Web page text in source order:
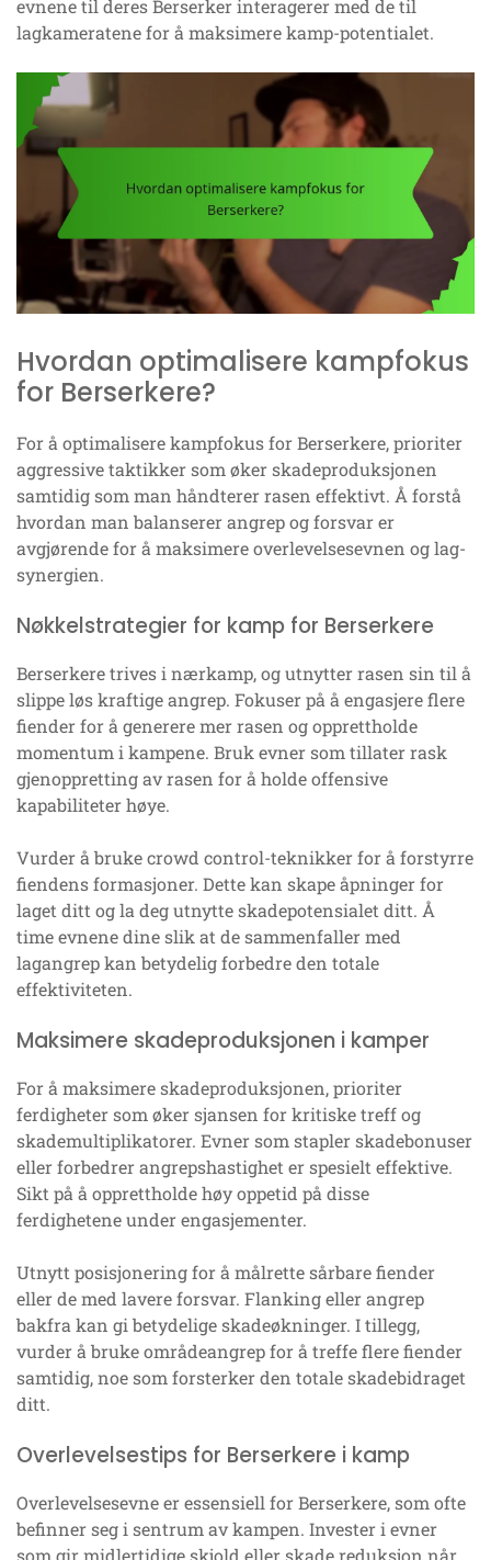
evnene til deres Berserker interagerer med de til
lagkameratene for å maksimere kamp-potentialet.
Hvordan optimalisere kampfokus
for Berserkere?
For å optimalisere kampfokus for Berserkere, prioriter
aggressive taktikker som øker skadeproduksjonen
samtidig som man håndterer rasen effektivt. Å forstå
hvordan man balanserer angrep og forsvar er
avgjørende for å maksimere overlevelsesevnen og lag-
synergien.
Nøkkelstrategier for kamp for Berserkere
Berserkere trives i nærkamp, og utnytter rasen sin til å
slippe løs kraftige angrep. Fokuser på å engasjere flere
fiender for å generere mer rasen og opprettholde
momentum i kampene. Bruk evner som tillater rask
gjenoppretting av rasen for å holde offensive
kapabiliteter høye.
Vurder å bruke crowd control-teknikker for å forstyrre
fiendens formasjoner. Dette kan skape åpninger for
laget ditt og la deg utnytte skadepotensialet ditt. Å
time evnene dine slik at de sammenfaller med
lagangrep kan betydelig forbedre den totale
effektiviteten.
Maksimere skadeproduksjonen i kamper
For å maksimere skadeproduksjonen, prioriter
ferdigheter som øker sjansen for kritiske treff og
skademultiplikatorer. Evner som stapler skadebonuser
eller forbedrer angrepshastighet er spesielt effektive.
Sikt på å opprettholde høy oppetid på disse
ferdighetene under engasjementer.
Utnytt posisjonering for å målrette sårbare fiender
eller de med lavere forsvar. Flanking eller angrep
bakfra kan gi betydelige skadeøkninger. I tillegg,
vurder å bruke områdeangrep for å treffe flere fiender
samtidig, noe som forsterker den totale skadebidraget
ditt.
Overlevelsestips for Berserkere i kamp
Overlevelsesevne er essensiell for Berserkere, som ofte
befinner seg i sentrum av kampen. Invester i evner
som gir midlertidige skjold eller skade reduksjon når